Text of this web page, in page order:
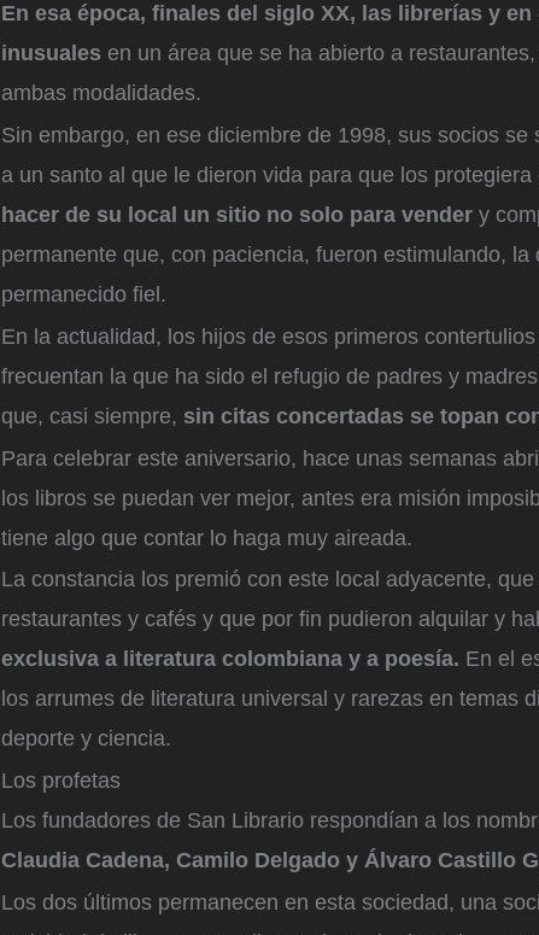
En esa época, finales del siglo XX, las librerías y
inusuales en un área que se ha abierto a
ambas modalidades.
Sin embargo, en ese diciembre de 1998, sus socios
a un santo al que le dieron vida para que los protegiera
hacer de su local un sitio no solo para vender y
permanente que, con paciencia, fueron estimulando, la
permanecido fiel.
En la actualidad, los hijos de esos primeros
frecuentan la que ha sido el refugio de padres y
que, casi siempre, sin citas concertadas se topan
Para celebrar este aniversario, hace unas semanas
los libros se puedan ver mejor, antes era misión
tiene algo que contar lo haga muy aireada.
La constancia los premió con este local adyacente,
restaurantes y cafés y que por fin pudieron alquilar y
exclusiva a literatura colombiana y a poesía. En el
los arrumes de literatura universal y rarezas en temas
deporte y ciencia.
Los profetas
Los fundadores de San Librario respondían a los
Claudia Cadena, Camilo Delgado y Álvaro Castillo
Los dos últimos permanecen en esta sociedad, una